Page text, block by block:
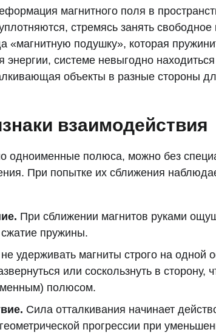
магнитного поля в
стремясь занять свободное
«магнитную подушку», которая
системе невыгодно
объекты в разные стороны
взаимодействия
одноименные полюса, можно без
При попытке их сближения
При сближении магнитов руками
пружины.
удерживать магниты строго на одной
или соскользнуть в сторону,
полюсом.
Сила отталкивания начинает
прогрессии при